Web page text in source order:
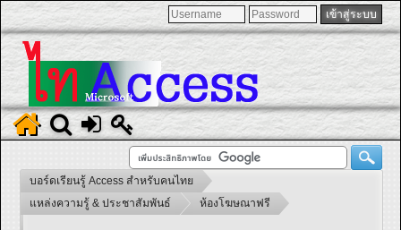
บอร์ดเรียนรู้ Access สำหรับคนไทย
แหล่งความรู้ & ประชาสัมพันธ์
ห้องโฆษณาฟรี